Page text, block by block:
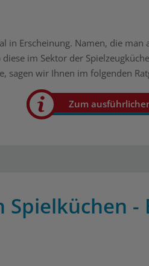
in Erscheinung. Namen, die man
im Sektor der
sagen wir Ihnen im folgenden
Zum
-